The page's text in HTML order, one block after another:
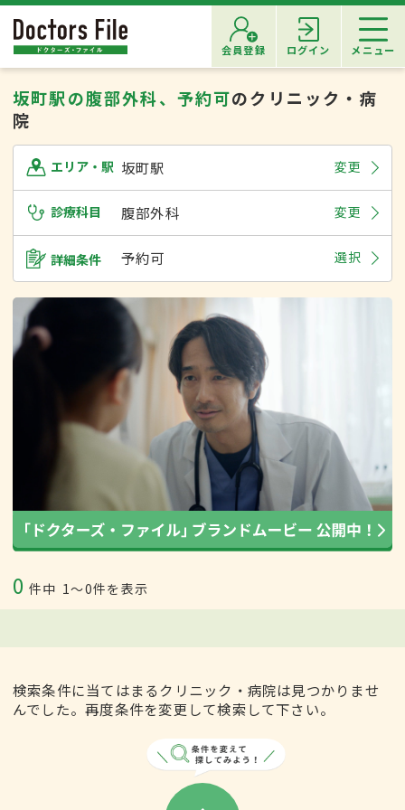
会員登録 ログイン メニュー
坂町駅の腹部外科、予約可のクリニック・病
院
エリア・駅 坂町駅 変更
診療科目 腹部外科 変更
詳細条件 予約可 選択
0 件中 1〜0件を表示
検索条件に当てはまるクリニック・病院は見つかりませ
んでした。再度条件を変更して検索して下さい。